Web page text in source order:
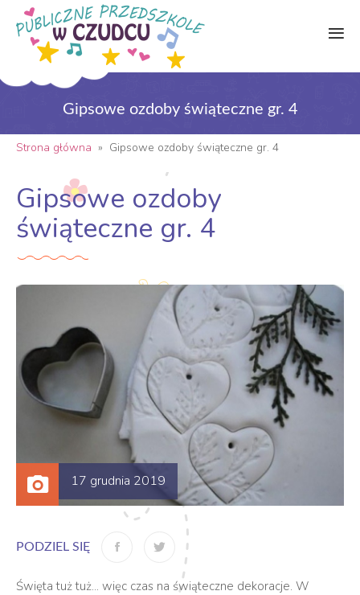
Gipsowe ozdoby świąteczne gr. 4
Strona główna » Gipsowe ozdoby świąteczne gr. 4
Gipsowe ozdoby
świąteczne gr. 4
17 grudnia 2019
PODZIEL SIĘ
Święta tuż tuż... więc czas na świąteczne dekoracje. W